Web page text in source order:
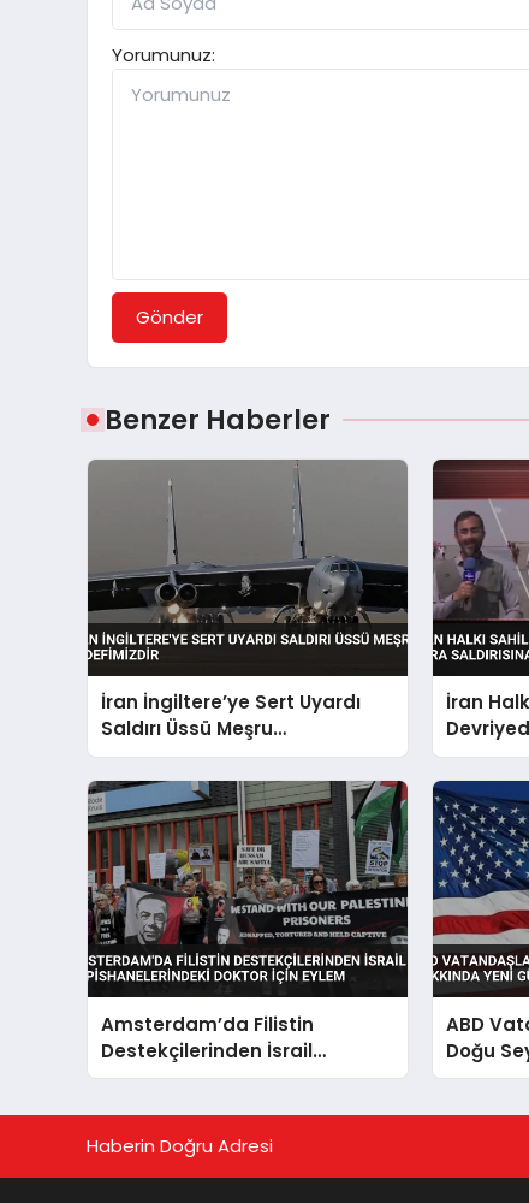
Yorumunuz:
Gönder
Benzer Haberler
İran İngiltere’ye Sert Uyardı
Saldırı Üssü Meşru
Hedefimizdir
İran
Amsterdam’da Filistin
Destekçilerinden İsrail
Hapishanelerindeki Doktor İçin
ABD
Doğu
Güvenlik
Haberin Doğru Adresi